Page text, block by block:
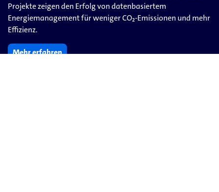
Projekte zeigen den Erfolg von datenbasiertem
Energiemanagement für weniger CO₂-​Emissionen und mehr
Effizienz.
Mehr erfahren